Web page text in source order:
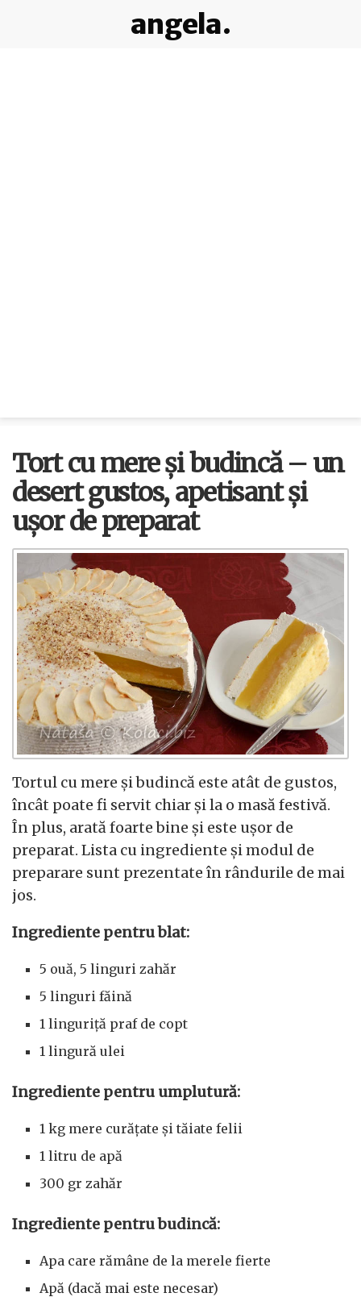
angela.
Tort cu mere și budincă – un
desert gustos, apetisant și
ușor de preparat
Tortul cu mere și budincă este atât de gustos,
încât poate fi servit chiar și la o masă festivă.
În plus, arată foarte bine și este ușor de
preparat. Lista cu ingrediente și modul de
preparare sunt prezentate în rândurile de mai
jos.
Ingrediente pentru blat:
5 ouă, 5 linguri zahăr
5 linguri făină
1 linguriță praf de copt
1 lingură ulei
Ingrediente pentru umplutură:
1 kg mere curățate și tăiate felii
1 litru de apă
300 gr zahăr
Ingrediente pentru budincă:
Apa care rămâne de la merele fierte
Apă (dacă mai este necesar)